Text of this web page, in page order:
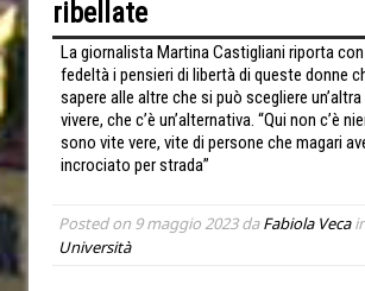
ribellate
La giornalista Martina Castigliani riporta
fedeltà i pensieri di libertà di queste donne
sapere alle altre che si può scegliere
vivere, che c’è un’alternativa. “Qui non c’è
sono vite vere, vite di persone che magari
incrociato per strada”
Posted on 9 maggio 2023daFabiola Veca
Università